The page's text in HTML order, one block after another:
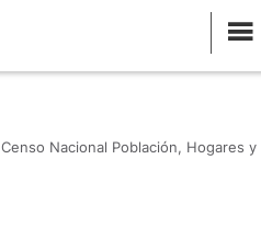
Censo Nacional Población, Hogares y